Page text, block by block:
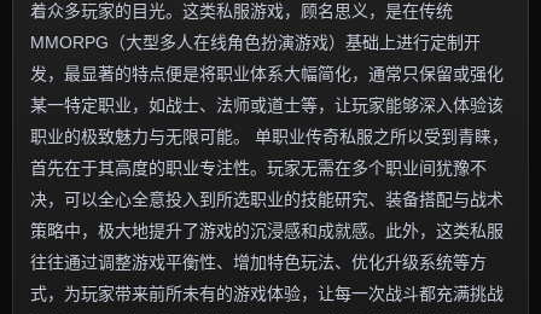
着众多玩家的目光。这类私服游戏，顾名思义，是在传统
MMORPG（大型多人在线角色扮演游戏）基础上进行定制开
发，最显著的特点便是将职业体系大幅简化，通常只保留或强化
某一特定职业，如战士、法师或道士等，让玩家能够深入体验该
职业的极致魅力与无限可能。 单职业传奇私服之所以受到青睐，
首先在于其高度的职业专注性。玩家无需在多个职业间犹豫不
决，可以全心全意投入到所选职业的技能研究、装备搭配与战术
策略中，极大地提升了游戏的沉浸感和成就感。此外，这类私服
往往通过调整游戏平衡性、增加特色玩法、优化升级系统等方
式，为玩家带来前所未有的游戏体验，让每一次战斗都充满挑战